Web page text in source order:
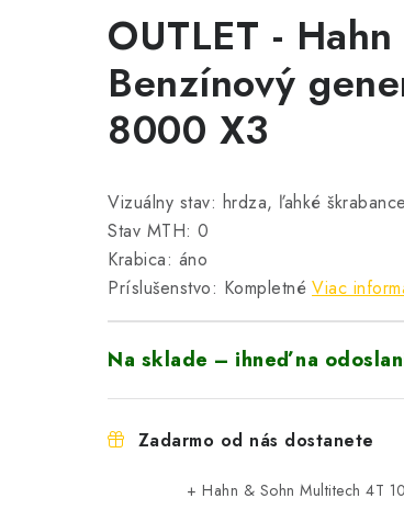
OUTLET -
Benzínový
8000 X3
Vizuálny stav: hrdza, ľahké
Stav MTH: 0
Krabica: áno
Príslušenstvo: Kompletné Viac
Na sklade – ihneď na
Zadarmo od nás dostanete
+ Hahn & Sohn Multitech 4T